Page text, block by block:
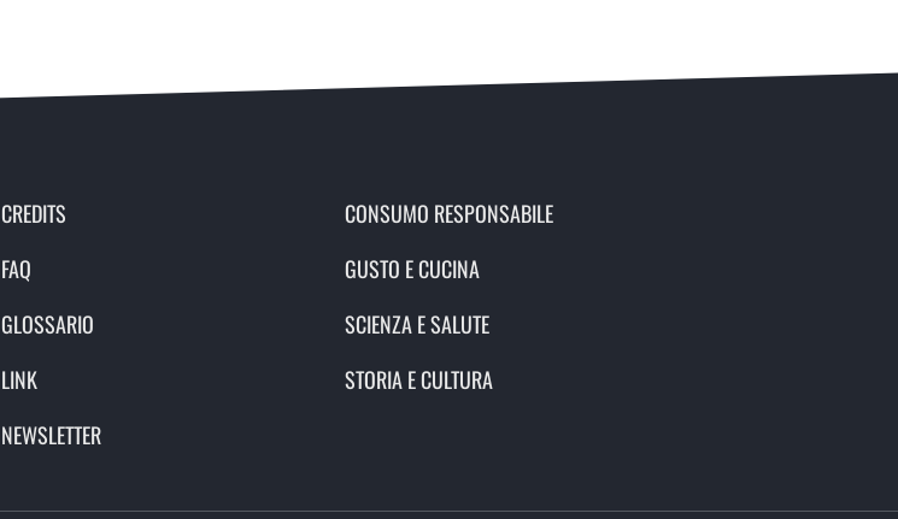
CREDITS
FAQ
GLOSSARIO
LINK
NEWSLETTER
CONSUMO RESPONSABILE
GUSTO E CUCINA
SCIENZA E SALUTE
STORIA E CULTURA